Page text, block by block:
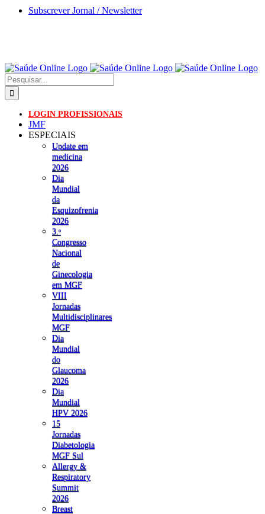
Skip
Subscrever Jornal / Newsletter
Pesquisar
LOGIN PROFISSIONAIS
JMF
ESPECIAIS
Update em
medicina
2026
Dia
Mundial
da
Esquizofrenia
2026
3.ᵒ
Congresso
Nacional
de
Ginecologia
em MGF
VIII
Jornadas
Multidisciplinares
MGF
Dia
Mundial
do
Glaucoma
2026
Dia
Mundial
HPV 2026
15
Jornadas
Diabetologia
MGF Sul
Allergy &
Respiratory
Summit
2026
Breast